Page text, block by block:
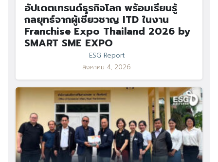
อัปเดตเทรนด์ธุรกิจโลก พร้อมเรียนรู้
กลยุทธ์จากผู้เชี่ยวชาญ ITD ในงาน
Franchise Expo Thailand 2026 by
SMART SME EXPO
ESG Report
สิงหาคม 4, 2026